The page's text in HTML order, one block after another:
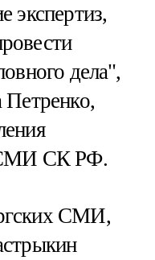
экспертиз,
дела",
Петренко,
СМИ СК РФ.
СМИ,